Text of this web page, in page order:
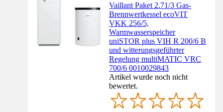
Vaillant Paket 2.71/3 Gas-
Brennwertkessel ecoVIT
VKK 256/5,
Warmwasserspeicher
uniSTOR plus VIH R 200/6 B
und witterungsgeführter
Regelung multiMATIC VRC
700/6 0010029843
Artikel wurde noch nicht
bewertet.